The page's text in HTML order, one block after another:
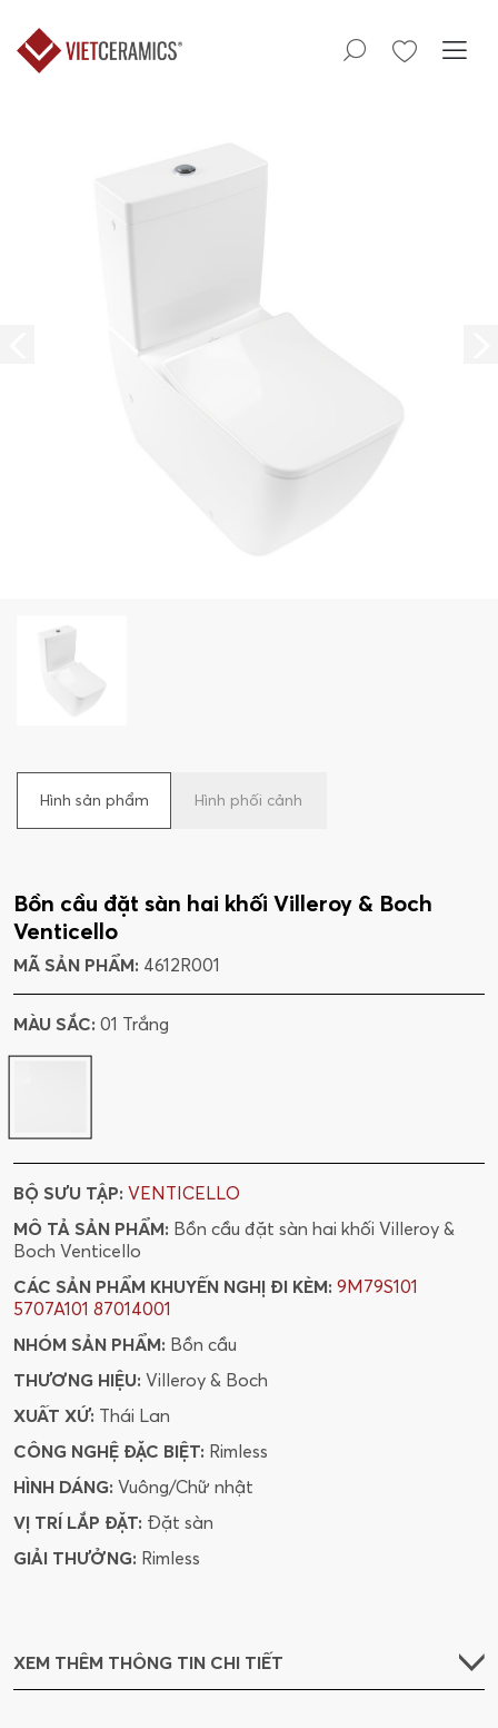
Hình sản phẩm Hình phối cảnh
Bồn cầu đặt sàn hai khối Villeroy & Boch
Venticello
MÃ SẢN PHẨM: 4612R001
MÀU SẮC: 01 Trắng
BỘ SƯU TẬP: VENTICELLO
MÔ TẢ SẢN PHẨM: Bồn cầu đặt sàn hai khối Villeroy &
Boch Venticello
CÁC SẢN PHẨM KHUYẾN NGHỊ ĐI KÈM: 9M79S101
5707A101 87014001
NHÓM SẢN PHẨM: Bồn cầu
THƯƠNG HIỆU: Villeroy & Boch
XUẤT XỨ: Thái Lan
CÔNG NGHỆ ĐẶC BIỆT: Rimless
HÌNH DÁNG: Vuông/Chữ nhật
VỊ TRÍ LẮP ĐẶT: Đặt sàn
GIẢI THƯỞNG: Rimless
XEM THÊM THÔNG TIN CHI TIẾT